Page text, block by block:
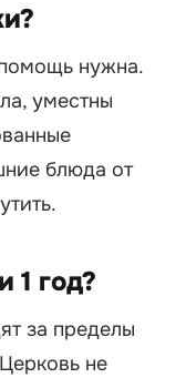
нужна.
уместны
блюда от
1 год?
за пределы
не